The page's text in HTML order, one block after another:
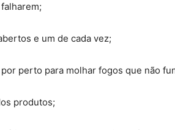
e um de cada vez;
perto para molhar fogos que não
produtos;